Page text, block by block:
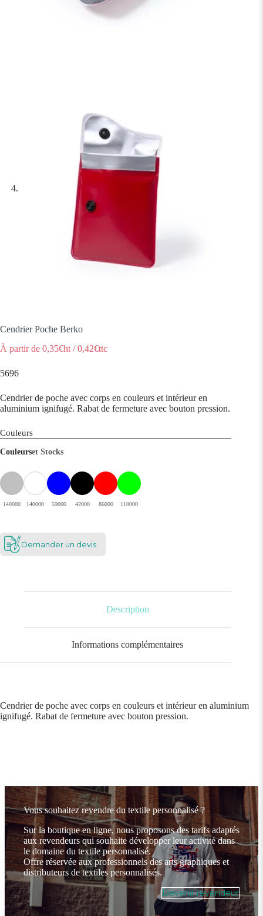
Cendrier Poche Berko
À partir de 0,35€ht /0,42€ttc
5696
Cendrier de poche avec corps en couleurs et intérieur en
aluminium ignifugé. Rabat de fermeture avec bouton pression.
Couleurs
Couleurset Stocks
140000 140000 59000 42000 86000 110000
Demander un devis
Description
Informations complémentaires
Cendrier de poche avec corps en couleurs et intérieur en aluminium
ignifugé. Rabat de fermeture avec bouton pression.
Vous souhaitez revendre du textile personnalisé ?
Sur la boutique en ligne, nous proposons des tarifs adaptés
aux revendeurs qui souhaite développer leur activité dans
le domaine du textile personnalisé.
Offre réservée aux professionnels des arts graphiques et
distributeurs de textiles personnalisés.
Devenir revendeur